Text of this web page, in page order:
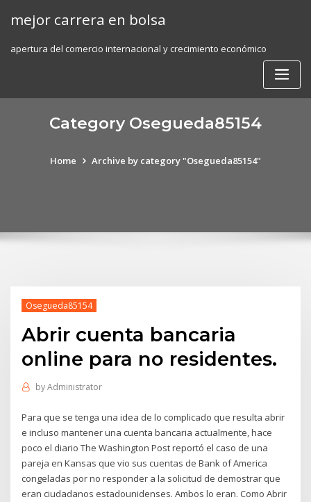
mejor carrera en bolsa
apertura del comercio internacional y crecimiento económico
Category Osegueda85154
Home Archive by category "Osegueda85154"
Osegueda85154
Abrir cuenta bancaria
online para no residentes.
byAdministrator
Para que se tenga una idea de lo complicado que resulta abrir
e incluso mantener una cuenta bancaria actualmente, hace
poco el diario The Washington Post reportó el caso de una
pareja en Kansas que vio sus cuentas de Bank of America
congeladas por no responder a la solicitud de demostrar que
eran ciudadanos estadounidenses. Ambos lo eran. Como Abrir